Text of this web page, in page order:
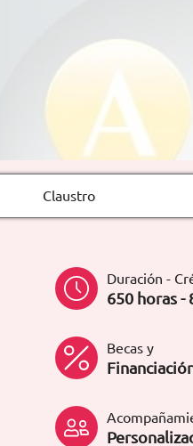
Claustro
Duración -
650 horas -
Becas y